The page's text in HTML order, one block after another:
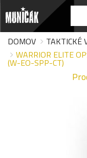
DOMOV
TAKTICKÉ
WARRIOR ELITE
(W-EO-SPP-CT)